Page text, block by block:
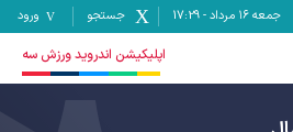
جمعه ۱۶ مرداد -
17:29 جستجو ورود
اپلیکیشن اندروید ورزش سه